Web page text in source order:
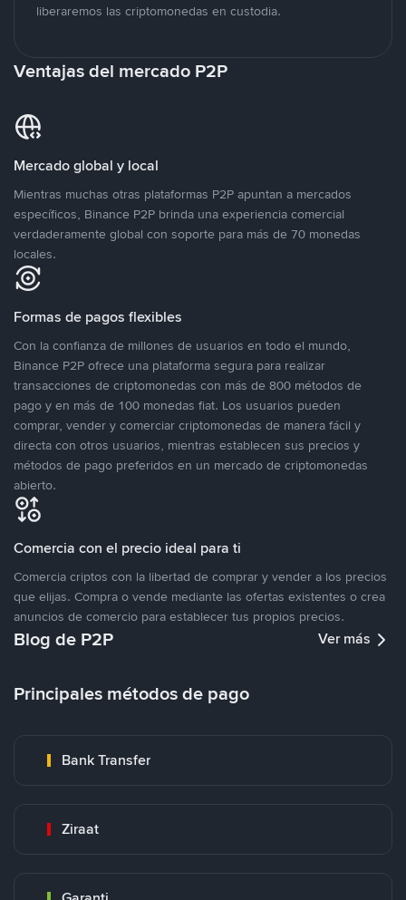
liberaremos las criptomonedas en custodia.
Ventajas del mercado P2P
Mercado global y local
Mientras muchas otras plataformas P2P apuntan a mercados
específicos, Binance P2P brinda una experiencia comercial
verdaderamente global con soporte para más de 70 monedas
locales.
Formas de pagos flexibles
Con la confianza de millones de usuarios en todo el mundo,
Binance P2P ofrece una plataforma segura para realizar
transacciones de criptomonedas con más de 800 métodos de
pago y en más de 100 monedas fiat. Los usuarios pueden
comprar, vender y comerciar criptomonedas de manera fácil y
directa con otros usuarios, mientras establecen sus precios y
métodos de pago preferidos en un mercado de criptomonedas
abierto.
Comercia con el precio ideal para ti
Comercia criptos con la libertad de comprar y vender a los precios
que elijas. Compra o vende mediante las ofertas existentes o crea
anuncios de comercio para establecer tus propios precios.
Blog de P2P Ver más
Principales métodos de pago
Bank Transfer
Ziraat